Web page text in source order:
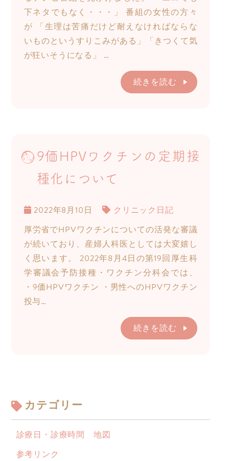
下ネタでもなく・・・」 番組の女性の方々
が 「生理は苦痛だけど耐えなければならな
いものというすりこみがある」「きつくて気
が狂いそうになる」 …
続きを読む
9価HPVワクチンの定期接
種化について
2022年8月10日
クリニック日記
厚労省でHPVワクチンについての活発な審議
が続いており、産婦人科医としては大変嬉し
く思います。 2022年8月4日の第19回厚生科
学審議会予防接種・ワクチン分科会では、
・9価HPVワクチン ・男性へのHPVワクチン
投与…
続きを読む
カテゴリー
診療日・診療時間 地図
参考リンク